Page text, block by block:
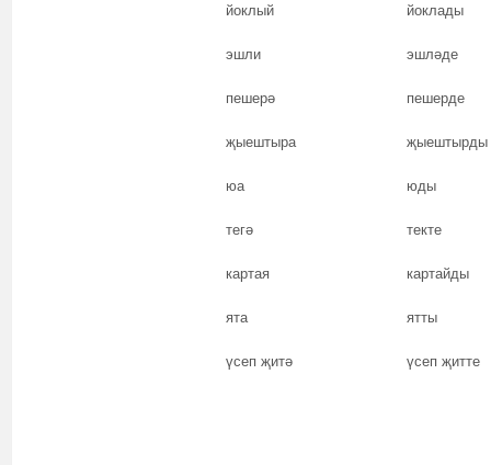
йоклый
эшли
пешерә
җыештыра
юа
тегә
картая
ята
үсеп җитә
йоклады
эшләде
пешерде
җыештырды
юды
текте
картайды
ятты
үсеп җитте